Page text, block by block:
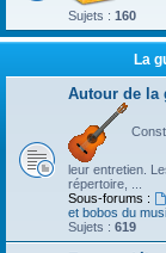
Sujets : 160
La
Autour de la
leur entretien.
répertoire, ...
Sous-forums :
et bobos du
Sujets : 619